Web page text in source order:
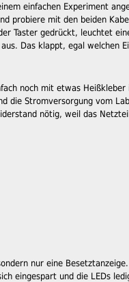
einfachen Experiment
probiere mit den beiden
Taster gedrückt, leuchtet
Das klappt, egal welchen
noch mit etwas
die Stromversorgung vom
nötig, weil das
nur eine
eingespart und die LEDs